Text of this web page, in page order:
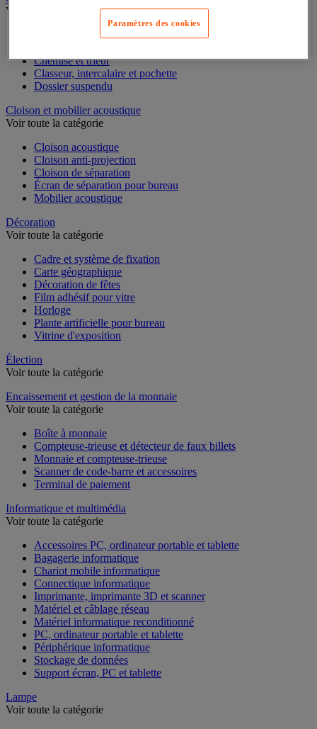
Classement et archivage
Boîte et caisse d'archives
Chemise et trieur
Classeur, intercalaire et pochette
Cloison et mobilier acoustique
Cloison acoustique
Cloison anti-projection
Cloison de séparation
Écran de séparation pour bureau
Décoration
Cadre et système de fixation
Carte géographique
Décoration de fêtes
Film adhésif pour vitre
Horloge
Plante artificielle pour bureau
Élection
Encaissement et gestion de la monnaie
Boîte à monnaie
Compteuse-trieuse et détecteur de faux billets
Monnaie et compteuse-trieuse
Scanner de code-barre et accessoires
Informatique et multimédia
Accessoires PC, ordinateur portable et tablette
Bagagerie informatique
Chariot mobile informatique
Connectique informatique
Imprimante, imprimante 3D et scanner
Matériel et câblage réseau
Matériel informatique reconditionné
PC, ordinateur portable et tablette
Périphérique informatique
Stockage de données
Lampe
Paramètres des cookies